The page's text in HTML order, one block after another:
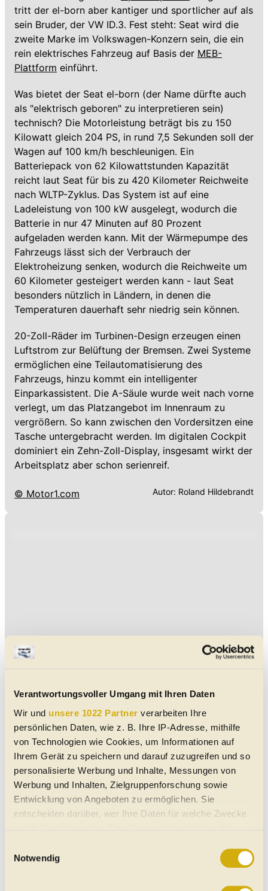
Verantwortungsvoller Umgang mit Ihren Daten
Wir und unsere 1022 Partner verarbeiten Ihre
persönlichen Daten, wie z. B. Ihre IP-Adresse, mithilfe
von Technologien wie Cookies, um Informationen auf
Ihrem Gerät zu speichern und darauf zuzugreifen und so
personalisierte Werbung und Inhalte, Messungen von
Werbung und Inhalten, Zielgruppenforschung sowie
Entwicklung von Angeboten zu ermöglichen. Sie
entscheiden darüber, wer Ihre Daten für welche Zwecke
Trigger Symbol ändern oder widerrufen
Notwendig
Gebrauchtwagen
tritt der el-born aber kantiger und sportlicher auf als
sein Bruder, der VW ID.3. Fest steht: Seat wird die
zweite Marke im Volkswagen-Konzern sein, die ein
rein elektrisches Fahrzeug auf Basis der MEB-
Plattform einführt.
Was bietet der Seat el-born (der Name dürfte auch
als "elektrisch geboren" zu interpretieren sein)
technisch? Die Motorleistung beträgt bis zu 150
Kilowatt gleich 204 PS, in rund 7,5 Sekunden soll der
Wagen auf 100 km/h beschleunigen. Ein
Batteriepack von 62 Kilowattstunden Kapazität
reicht laut Seat für bis zu 420 Kilometer Reichweite
nach WLTP-Zyklus. Das System ist auf eine
Ladeleistung von 100 kW ausgelegt, wodurch die
Batterie in nur 47 Minuten auf 80 Prozent
aufgeladen werden kann. Mit der Wärmepumpe des
Fahrzeugs lässt sich der Verbrauch der
Elektroheizung senken, wodurch die Reichweite um
60 Kilometer gesteigert werden kann - laut Seat
besonders nützlich in Ländern, in denen die
Temperaturen dauerhaft sehr niedrig sein können.
20-Zoll-Räder im Turbinen-Design erzeugen einen
Luftstrom zur Belüftung der Bremsen. Zwei Systeme
ermöglichen eine Teilautomatisierung des
Fahrzeugs, hinzu kommt ein intelligenter
Einparkassistent. Die A-Säule wurde weit nach vorne
verlegt, um das Platzangebot im Innenraum zu
vergrößern. So kann zwischen den Vordersitzen eine
Tasche untergebracht werden. Im digitalen Cockpit
dominiert ein Zehn-Zoll-Display, insgesamt wirkt der
Arbeitsplatz aber schon serienreif.
© Motor1.com Autor: Roland Hildebrandt